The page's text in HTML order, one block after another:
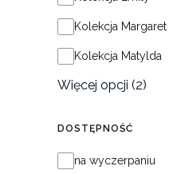
Kolekcja Margaret
Kolekcja Matylda
Więcej opcji (2)
DOSTĘPNOŚĆ
Dostępność
na wyczerpaniu